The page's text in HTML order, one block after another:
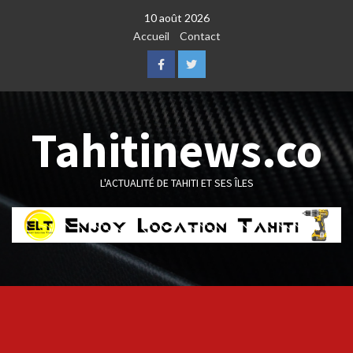
10 août 2026
Accueil
Contact
FacebookTwitter
Tahitinews.co
L'ACTUALITÉ DE TAHITI ET SES ÎLES